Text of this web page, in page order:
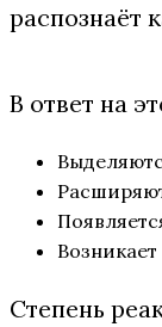
распознаёт
В ответ на
Степень